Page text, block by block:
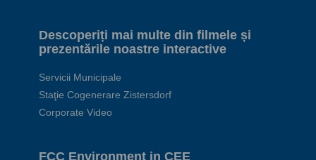
Descoperiți mai multe din filmele și
prezentările noastre interactive
Servicii Municipale
Staţie Cogenerare Zistersdorf
Corporate Video
FCC Environment in CEE